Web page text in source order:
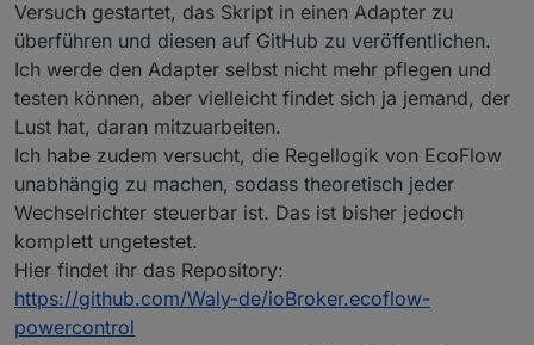
Versuch gestartet, das Skript in einen Adapter zu
überführen und diesen auf GitHub zu veröffentlichen.
Ich werde den Adapter selbst nicht mehr pflegen und
testen können, aber vielleicht findet sich ja jemand, der
Lust hat, daran mitzuarbeiten.
Ich habe zudem versucht, die Regellogik von EcoFlow
unabhängig zu machen, sodass theoretisch jeder
Wechselrichter steuerbar ist. Das ist bisher jedoch
komplett ungetestet.
Hier findet ihr das Repository:
https://github.com/Waly-de/ioBroker.ecoflow-
powercontrol